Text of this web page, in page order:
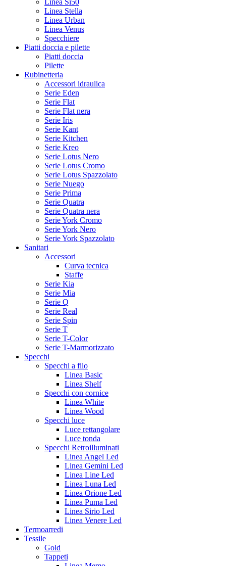
Linea Si50
Linea Stella
Linea Urban
Linea Venus
Specchiere
Piatti doccia e pilette
Piatti doccia
Pilette
Rubinetteria
Accessori idraulica
Serie Eden
Serie Flat
Serie Flat nera
Serie Iris
Serie Kant
Serie Kitchen
Serie Kreo
Serie Lotus Nero
Serie Lotus Cromo
Serie Lotus Spazzolato
Serie Nuego
Serie Prima
Serie Quatra
Serie Quatra nera
Serie York Cromo
Serie York Nero
Serie York Spazzolato
Sanitari
Accessori
Curva tecnica
Staffe
Serie Kia
Serie Mia
Serie Q
Serie Real
Serie Spin
Serie T
Serie T-Color
Serie T-Marmorizzato
Specchi
Specchi a filo
Linea Basic
Linea Shelf
Specchi con cornice
Linea White
Linea Wood
Specchi luce
Luce rettangolare
Luce tonda
Specchi Retroilluminati
Linea Angel Led
Linea Gemini Led
Linea Line Led
Linea Luna Led
Linea Orione Led
Linea Puma Led
Linea Sirio Led
Linea Venere Led
Termoarredi
Tessile
Gold
Tappeti